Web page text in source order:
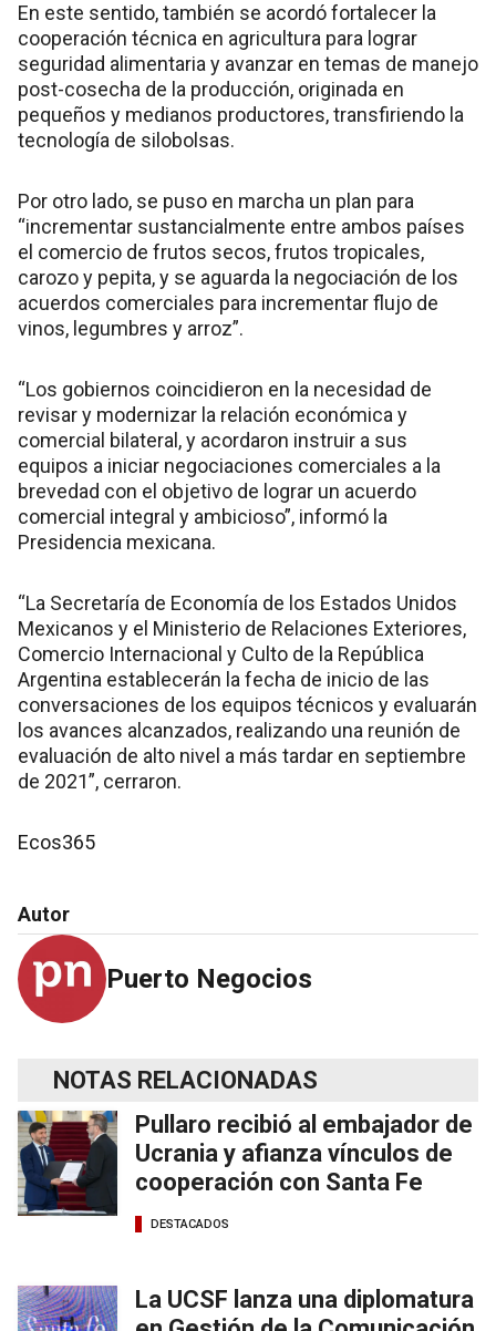
En este sentido, también se acordó fortalecer la
cooperación técnica en agricultura para lograr
seguridad alimentaria y avanzar en temas de manejo
post-cosecha de la producción, originada en
pequeños y medianos productores, transfiriendo la
tecnología de silobolsas.
Por otro lado, se puso en marcha un plan para
“incrementar sustancialmente entre ambos países
el comercio de frutos secos, frutos tropicales,
carozo y pepita, y se aguarda la negociación de los
acuerdos comerciales para incrementar flujo de
vinos, legumbres y arroz”.
“Los gobiernos coincidieron en la necesidad de
revisar y modernizar la relación económica y
comercial bilateral, y acordaron instruir a sus
equipos a iniciar negociaciones comerciales a la
brevedad con el objetivo de lograr un acuerdo
comercial integral y ambicioso”, informó la
Presidencia mexicana.
“La Secretaría de Economía de los Estados Unidos
Mexicanos y el Ministerio de Relaciones Exteriores,
Comercio Internacional y Culto de la República
Argentina establecerán la fecha de inicio de las
conversaciones de los equipos técnicos y evaluarán
los avances alcanzados, realizando una reunión de
evaluación de alto nivel a más tardar en septiembre
de 2021”, cerraron.
Ecos365
Autor
Puerto Negocios
NOTAS RELACIONADAS
Pullaro recibió al embajador de
Ucrania y afianza vínculos de
cooperación con Santa Fe
DESTACADOS
La UCSF lanza una diplomatura